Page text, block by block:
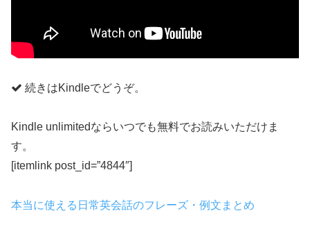
続きはKindleでどうぞ。
Kindle unlimitedならいつでも無料でお読みいただけま
す。
[itemlink post_id=”4844″]
本当に使える日常英会話のフレーズ・例文まとめ